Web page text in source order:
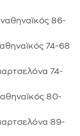
86-
74-68
74-
80-
89-